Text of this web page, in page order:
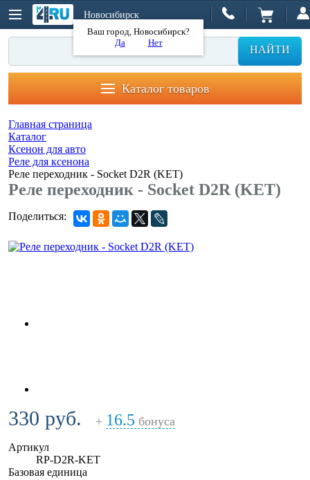
Новосибирск
Ваш город, Новосибирск?
Да
Нет
НАЙТИ
Каталог товаров
Главная страница
Каталог
Ксенон для авто
Реле для ксенона
Реле переходник - Socket D2R (KET)
Реле переходник - Socket D2R (KET)
Поделиться:
330 руб. + 16.5 бонуса
Артикул
RP-D2R-KET
Базовая единица